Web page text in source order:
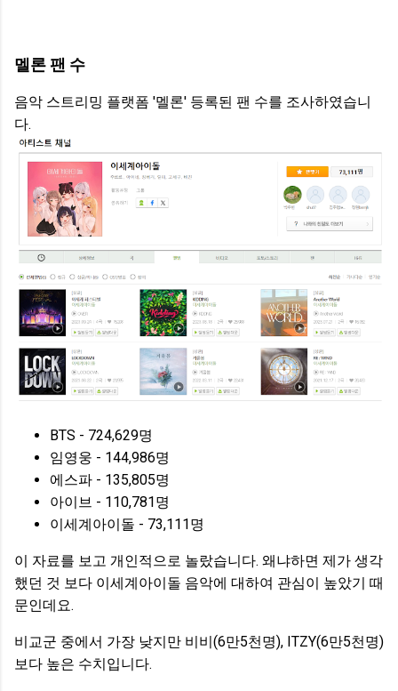
멜론 팬 수
음악 스트리밍 플랫폼 '멜론' 등록된 팬 수를 조사하였습니
다.
BTS - 724,629명
임영웅 - 144,986명
에스파 - 135,805명
아이브 - 110,781명
이세계아이돌 - 73,111명
이 자료를 보고 개인적으로 놀랐습니다. 왜냐하면 제가 생각
했던 것 보다 이세계아이돌 음악에 대하여 관심이 높았기 때
문인데요.
비교군 중에서 가장 낮지만 비비(6만5천명), ITZY(6만5천명)
보다 높은 수치입니다.